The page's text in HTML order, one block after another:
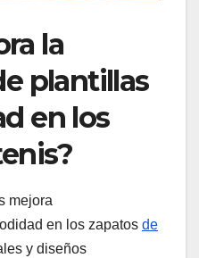
la
plantillas
en los
mejora
en los zapatos de
y diseños